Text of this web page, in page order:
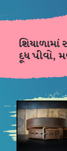
શિયાળામાં
દૂધ પીવો,